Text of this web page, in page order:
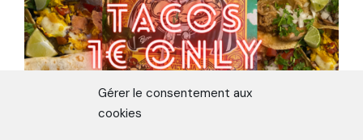
Gérer le consentement aux
cookies